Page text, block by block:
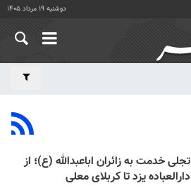
دوشنبه ۱۹ مرداد ۱۴۰۵
تجلی خدمت به زائران اباعبدالله (ع)؛ از
دارالعباده یزد تا کربلای معلی